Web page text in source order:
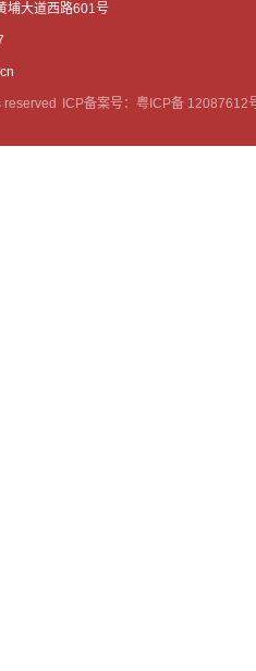
埔大道西路601号
ICP备案号：粤ICP备 12087612